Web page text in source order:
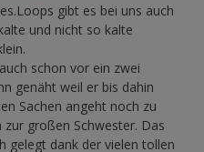
gibt es bei uns auch
und nicht so kalte
schon vor ein zwei
genäht weil er bis dahin
Sachen angeht noch zu
zur großen Schwester. Das
gelegt dank der vielen tollen